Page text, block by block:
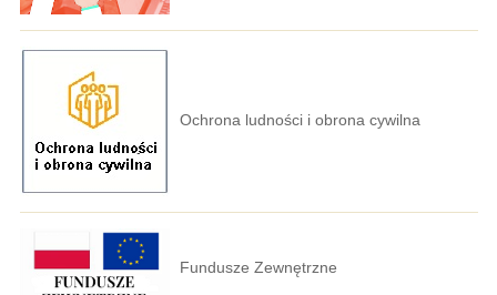
Ochrona ludności i obrona cywilna
Fundusze Zewnętrzne